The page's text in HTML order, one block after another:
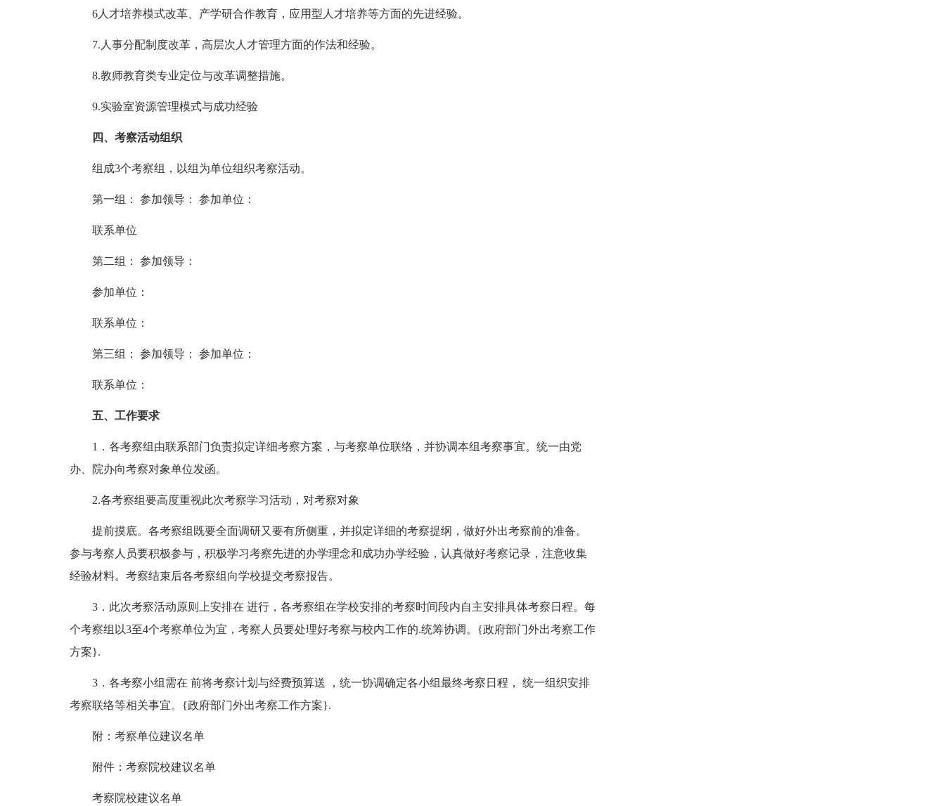
6人才培养模式改革、产学研合作教育，应用型人才培养等方面的先进经验。
7.人事分配制度改革，高层次人才管理方面的作法和经验。
8.教师教育类专业定位与改革调整措施。
9.实验室资源管理模式与成功经验
四、考察活动组织
组成3个考察组，以组为单位组织考察活动。
第一组： 参加领导： 参加单位：
联系单位
第二组： 参加领导：
参加单位：
联系单位：
第三组： 参加领导： 参加单位：
联系单位：
五、工作要求
1．各考察组由联系部门负责拟定详细考察方案，与考察单位联络，并协调本组考察事宜。统一由党
办、院办向考察对象单位发函。
2.各考察组要高度重视此次考察学习活动，对考察对象
提前摸底。各考察组既要全面调研又要有所侧重，并拟定详细的考察提纲，做好外出考察前的准备。
参与考察人员要积极参与，积极学习考察先进的办学理念和成功办学经验，认真做好考察记录，注意收集
经验材料。考察结束后各考察组向学校提交考察报告。
3．此次考察活动原则上安排在 进行，各考察组在学校安排的考察时间段内自主安排具体考察日程。每
个考察组以3至4个考察单位为宜，考察人员要处理好考察与校内工作的.统筹协调。{政府部门外出考察工作
方案}.
3．各考察小组需在 前将考察计划与经费预算送 ，统一协调确定各小组最终考察日程， 统一组织安排
考察联络等相关事宜。{政府部门外出考察工作方案}.
附：考察单位建议名单
附件：考察院校建议名单
考察院校建议名单